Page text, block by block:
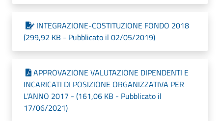
INTEGRAZIONE-COSTITUZIONE FONDO 2018
(299,92 KB - Pubblicato il 02/05/2019)
APPROVAZIONE VALUTAZIONE DIPENDENTI E
INCARICATI DI POSIZIONE ORGANIZZATIVA PER
L'ANNO 2017 - (161,06 KB - Pubblicato il
17/06/2021)